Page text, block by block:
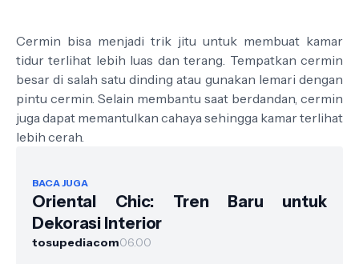
Cermin bisa menjadi trik jitu untuk membuat kamar
tidur terlihat lebih luas dan terang. Tempatkan cermin
besar di salah satu dinding atau gunakan lemari dengan
pintu cermin. Selain membantu saat berdandan, cermin
juga dapat memantulkan cahaya sehingga kamar terlihat
lebih cerah.
BACA JUGA
Oriental Chic: Tren Baru untuk
Dekorasi Interior
tosupediacom06.00